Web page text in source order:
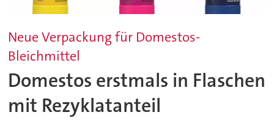
Neue Verpackung für Domestos-
Bleichmittel
Domestos erstmals in Flaschen
mit Rezyklatanteil